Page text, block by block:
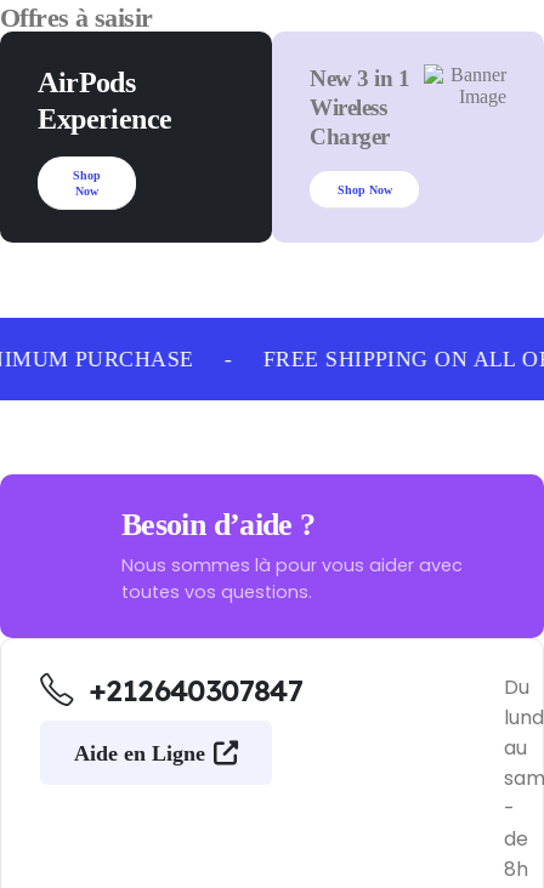
Offres à saisir
AirPods
Experience
Shop
Now
New 3 in 1
Wireless
Charger
Shop Now
PURCHASE - FREE SHIPPING ON ALL
Besoin d’aide ?
Nous sommes là pour vous aider avec
toutes vos questions.
+212640307847
Aide en Ligne
Du
au
-
de
8h